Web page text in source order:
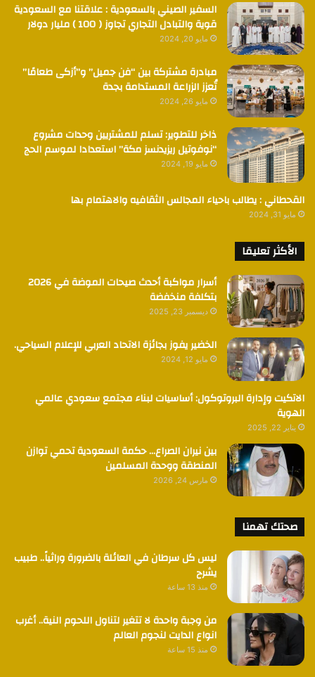
السفير الصيني بالسعودية : علاقتنا مع السعودية
قوية والتبادل التجاري تجاوز ( 100 ) مليار دولار
مايو 20, 2024
مبادرة مشتركة بين “فن جميل” و”أزكى طعامًا”
تُعزز الزراعة المستدامة بجدة
مايو 26, 2024
ذاخر للتطوير: تسلم للمشتريين وحدات مشروع
“نوفوتيل ريزيدنسز مكة” استعدادا لموسم الحج
مايو 19, 2024
القحطاني : يطالب باحياء المجالس الثقافيه والاهتمام بها
مايو 31, 2024
الأكثر تعليقا
أسرار مواكبة أحدث صيحات الموضة في 2026
بتكلفة منخفضة
ديسمبر 23, 2025
الخضير يفوز بجائزة الاتحاد العربي للإعلام السياحي.
مايو 12, 2024
الاتكيت وإدارة البروتوكول: أساسيات لبناء مجتمع سعودي عالمي
الهوية
يناير 22, 2025
بين نيران الصراع… حكمة السعودية تحمي توازن
المنطقة ووحدة المسلمين
مارس 24, 2026
صحتك تهمنا
ليس كل سرطان في العائلة بالضرورة وراثياً.. طبيب
يشرح
منذ 13 ساعة
من وجبة واحدة لا تتغير لتناول اللحوم النية.. أغرب
انواع الدايت لنجوم العالم
منذ 15 ساعة